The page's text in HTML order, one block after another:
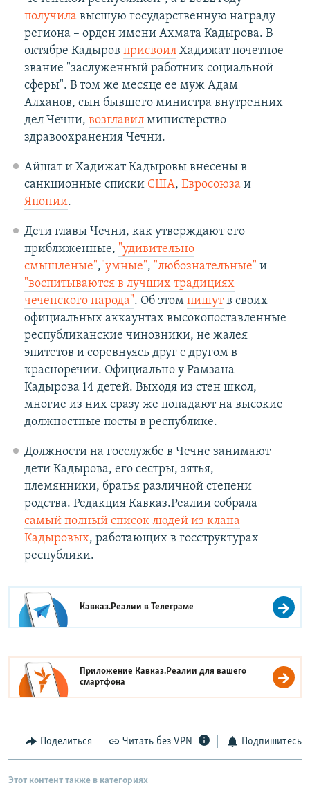
получила высшую государственную награду
региона – орден имени Ахмата Кадырова. В
октябре Кадыров присвоилХадижат почетное
звание "заслуженный работник социальной
сферы". В том же месяце ее муж Адам
Алханов, сын бывшего министра внутренних
дел Чечни, возглавилминистерство
здравоохранения Чечни.
Айшат и Хадижат Кадыровы внесены в
санкционные списки США, Евросоюза и
Японии.
Дети главы Чечни, как утверждают его
приближенные, "удивительно
смышленые","умные", "любознательные" и
"воспитываются в лучших традициях
чеченского народа". Об этом пишутв своих
официальных аккаунтах высокопоставленные
республиканские чиновники, не жалея
эпитетов и соревнуясь друг с другом в
красноречии. Официально у Рамзана
Кадырова 14 детей. Выходя из стен школ,
многие из них сразу же попадают на высокие
должностные посты в республике.
Должности на госслужбе в Чечне занимают
дети Кадырова, его сестры, зятья,
племянники, братья различной степени
родства. Редакция Кавказ.Реалии собрала
самый полный список людей из клана
Кадыровых, работающих в госструктурах
республики.
Кавказ.Реалии вТелеграме
Приложение Кавказ.Реалии для вашего
смартфона
Поделиться Читать без VPN Подпишитесь
Этот контент также в категориях